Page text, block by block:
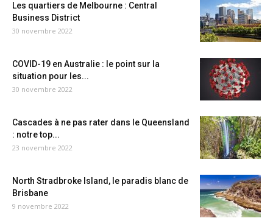
Les quartiers de Melbourne : Central
Business District
30 novembre 2022
COVID-19 en Australie : le point sur la
situation pour les...
30 novembre 2022
Cascades à ne pas rater dans le Queensland
: notre top...
23 novembre 2022
North Stradbroke Island, le paradis blanc de
Brisbane
9 novembre 2022